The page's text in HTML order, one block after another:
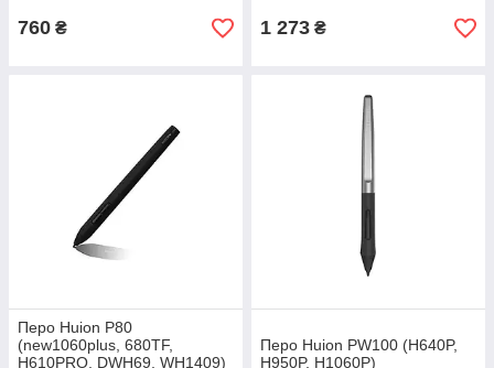
760 ₴ 1 273 ₴
Перо Huion P80
(new1060plus, 680TF,
H610PRO, DWH69, WH1409)
Перо Huion PW100 (H640P,
H950P, H1060P)